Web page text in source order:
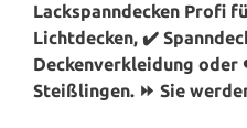
Lackspanndecken Profi
Lichtdecken, ✔️
Deckenverkleidung
Steißlingen. ⏩ Sie